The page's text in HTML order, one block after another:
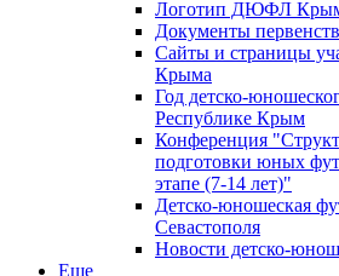
Логотип ДЮФЛ
Документы
Сайты и страницы
Крыма
Год детско-
Республике Крым
Конференция
подготовки юных
этапе (7-14 лет)"
Детско-юношеская
Севастополя
Новости детско-
Еще